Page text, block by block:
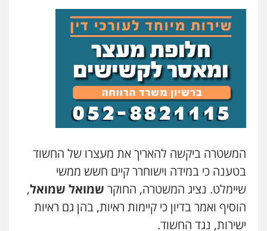
המשטרה ביקשה להאריך את מעצרו של החשוד
בטענה כי במידה וישוחרר קיים חשש ממשי
שיימלט. נציג המשטרה, החוקר שמואל שמואל,
הוסיף ואמר בדיון כי קיימות ראיות, בהן גם ראיות
ישירות, נגד החשוד.